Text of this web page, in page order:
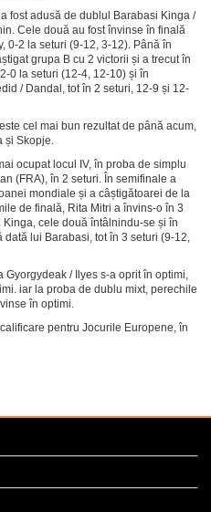
fost adusă de dublul Barabasi Kinga /
Cele două au fost învinse în finală
0-2 la seturi (9-12, 3-12). Până în
grupa B cu 2 victorii și a trecut în
0 la seturi (12-4, 12-10) și în
/ Dandal, tot în 2 seturi, 12-9 și 12-
cel mai bun rezultat de până acum,
și Skopje.
ocupat locul IV, în proba de simplu
(FRA), în 2 seturi. În semifinale a
mondiale și a câștigătoarei de la
de finală, Rita Mitri a învins-o în 3
cele două întâlnindu-se și în
lui Barabasi, tot în 3 seturi (9-12,
Gyorgydeak / Ilyes s-a oprit în optimi,
iar la proba de dublu mixt, perechile
în optimi.
pentru Jocurile Europene, în